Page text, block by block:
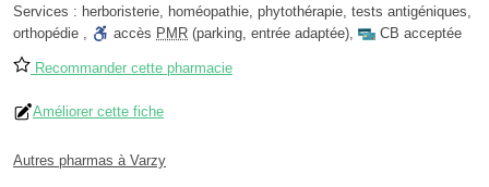
Services : herboristerie, homéopathie, phytothérapie, tests antigéniques,
orthopédie , accès PMR (parking, entrée adaptée), CB acceptée
Recommander cette pharmacie
Améliorer cette fiche
Autres pharmas à Varzy